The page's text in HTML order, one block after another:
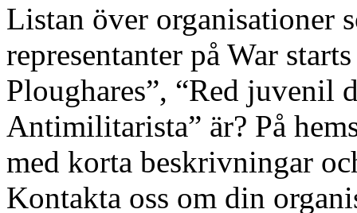
Listan över organisationer
representanter på War
Ploughares”, “Red juvenil
Antimilitarista” är? På
med korta beskrivningar
Kontakta oss om din